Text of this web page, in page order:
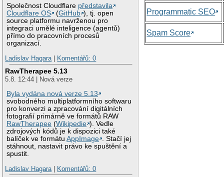
Společnost Cloudflare představila
Cloudflare OS
(GitHub ), tj. open
source platformu navrženou pro
integraci umělé inteligence (agentů)
přímo do pracovních procesů
organizací.
Ladislav Hagara
Komentářů: 0
RawTherapee 5.13
5.8. 12:44 | Nová verze
Byla vydána nová verze 5.13
svobodného multiplatformního softwaru
pro konverzi a zpracování digitálních
fotografií primárně ve formátů RAW
RawTherapee (Wikipedie ). Vedle
zdrojových kódů je k dispozici také
balíček ve formátuAppImage . Stačí jej
stáhnout, nastavit právo ke spuštění a
spustit.
Ladislav Hagara
Komentářů: 0
Programmatic SEO
Spam Score